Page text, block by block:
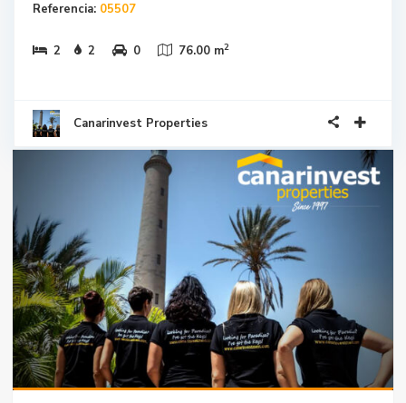
Referencia: 05507
2 2 0 76.00 m2
Canarinvest Properties